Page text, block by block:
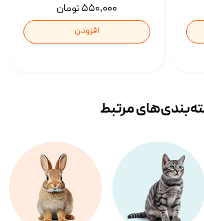
۵۵۰,۰۰۰ تومان
افزودن
مرتبط